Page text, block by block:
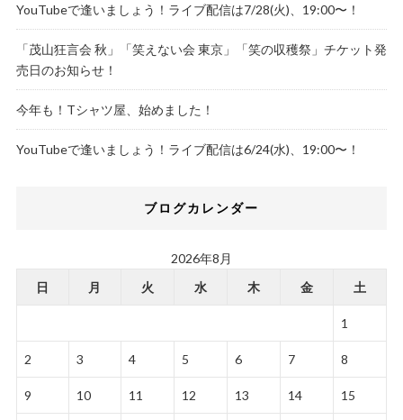
YouTubeで逢いましょう！ライブ配信は7/28(火)、19:00〜！
「茂山狂言会 秋」「笑えない会 東京」「笑の収穫祭」チケット発
売日のお知らせ！
今年も！Tシャツ屋、始めました！
YouTubeで逢いましょう！ライブ配信は6/24(水)、19:00〜！
ブログカレンダー
2026年8月
日
月 火 水 木 金 土
1
2 3 4 5 6 7 8
9 10 11 12 13 14 15